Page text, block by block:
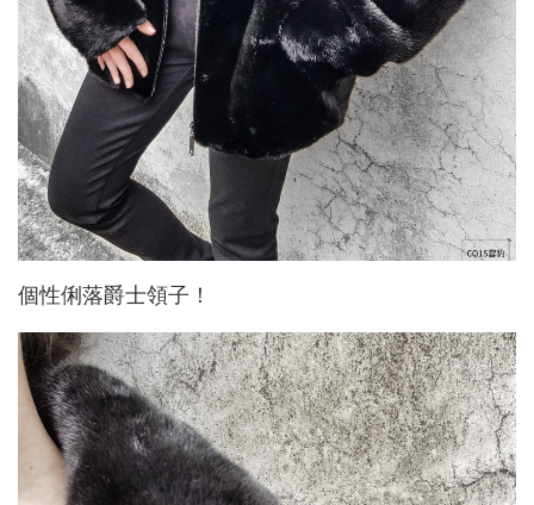
個性俐落爵士領子！